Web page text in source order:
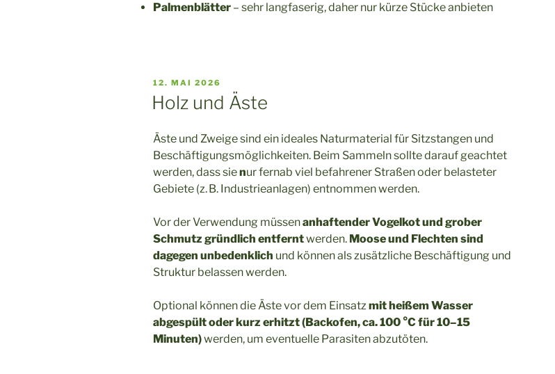
Palmenblätter – sehr langfaserig, daher nur kürze Stücke anbieten
VERÖFFENTLICHT
AM
12. MAI 2026
Holz und Äste
Äste und Zweige sind ein ideales Naturmaterial für Sitzstangen und
Beschäftigungsmöglichkeiten. Beim Sammeln sollte darauf geachtet
werden, dass sienur fernab viel befahrener Straßen oder belasteter
Gebiete (z. B. Industrieanlagen) entnommen werden.
Vor der Verwendung müssenanhaftender Vogelkot und grober
Schmutz gründlich entferntwerden. Moose und Flechten sind
dagegen unbedenklich und können als zusätzliche Beschäftigung und
Struktur belassen werden.
Optional können die Äste vor dem Einsatzmit heißem Wasser
abgespült oder kurz erhitzt (Backofen, ca. 100 °C für 10–15
Minuten)werden, um eventuelle Parasiten abzutöten.